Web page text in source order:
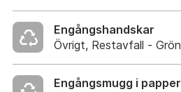
Engångshandskar
Övrigt, Restavfall -
Engångsmugg i